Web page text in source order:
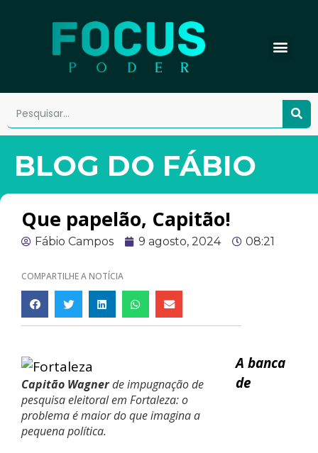
BLOG DO FÁBIO
Que papelão, Capitão!
Fábio Campos 9 agosto, 2024 08:21
COMPARTILHE A NOTÍCIA
Capitão Wagnerde impugnação de
pesquisa eleitoral em Fortaleza: o
problema é maior do que imagina a
pequena política.
A banca
de